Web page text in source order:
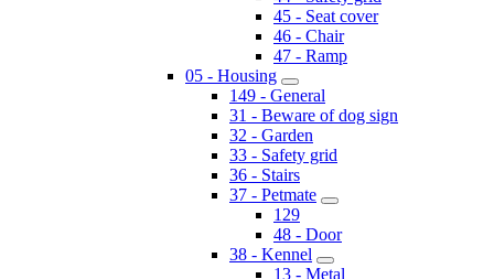
45 - Seat cover
46 - Chair
47 - Ramp
05 - Housing
149 - General
31 - Beware of dog sign
32 - Garden
33 - Safety grid
36 - Stairs
37 - Petmate
129
48 - Door
38 - Kennel
13 - Metal